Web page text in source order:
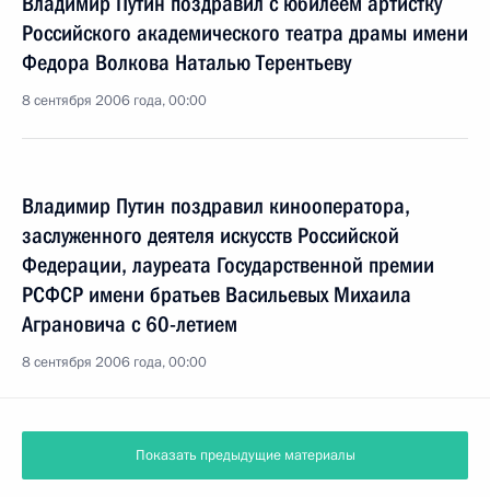
Российского академического театра драмы имени
Федора Волкова Наталью Терентьеву
8 сентября 2006 года, 00:00
Владимир Путин поздравил кинооператора,
заслуженного деятеля искусств Российской
Федерации, лауреата Государственной премии
РСФСР имени братьев Васильевых Михаила
Аграновича с 60-летием
8 сентября 2006 года, 00:00
Показать предыдущие материалы